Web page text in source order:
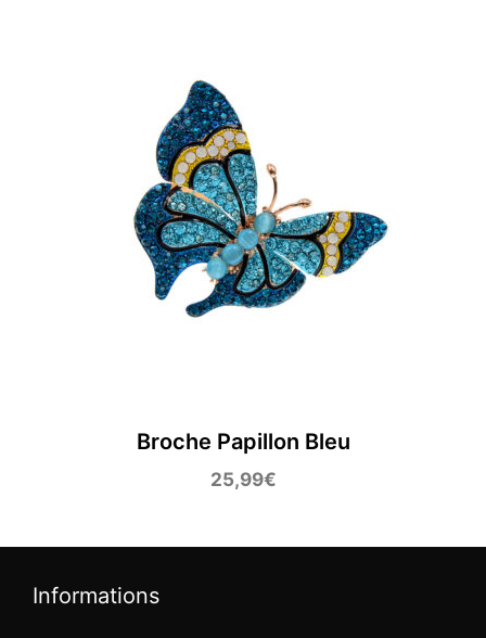
Broche Papillon Bleu
25,99€
Informations